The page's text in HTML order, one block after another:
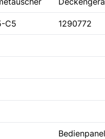
C5 1290772